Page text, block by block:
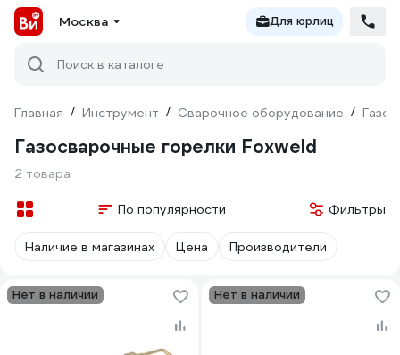
Москва Для юрлиц
Поиск в каталоге
Главная / Инструмент / Сварочное оборудование /
Газосварочные горелки Foxweld
2 товара
По популярности Фильтры
Наличие в магазинах Цена Производители
Нет в наличии Нет в наличии